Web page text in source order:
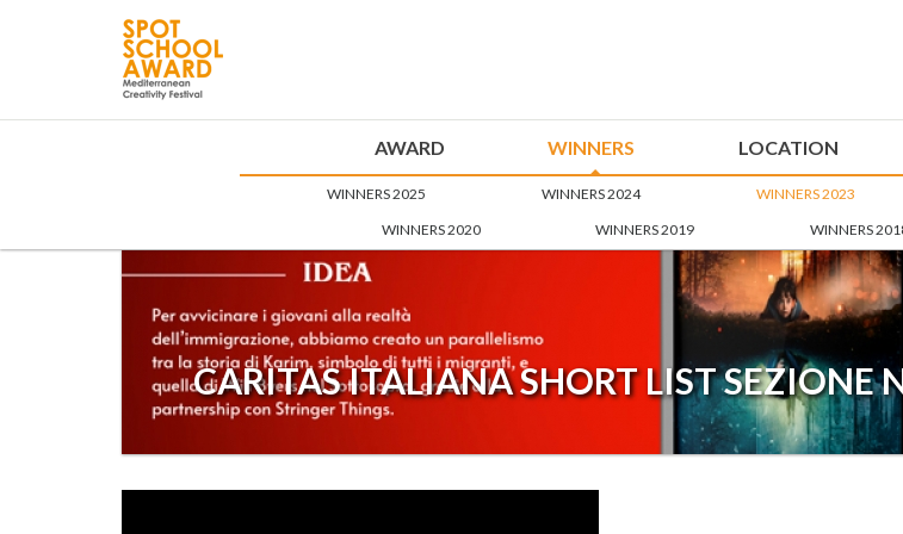
AWARD WINNERS LOCATION
WINNERS 2025 WINNERS 2024 WINNERS 2023
WINNERS 2020
WINNERS 2019 WINNERS
CARITAS ITALIANA SHORT LIST SEZIONE